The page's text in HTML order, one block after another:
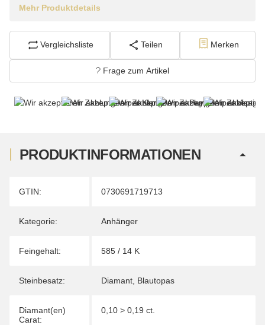
Mehr Produktdetails
Vergleichsliste Teilen Merken
Frage zum Artikel
PRODUKTINFORMATIONEN
Produkteigenschaft
Wert
GTIN: 0730691719713
Kategorie: Anhänger
Feingehalt: 585 / 14 K
Steinbesatz: Diamant Blautopas
Diamant(en)
Carat:
0,10 > 0,19 ct.